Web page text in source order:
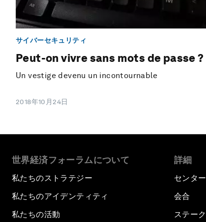
サイバーセキュリティ
Peut-on vivre sans mots de passe ?
Un vestige devenu un incontournable
2018年10月24日
世界経済フォーラムについて
私たちのストラテジー
私たちのアイデンティティ
私たちの活動
詳細
センタ
会合
ステー